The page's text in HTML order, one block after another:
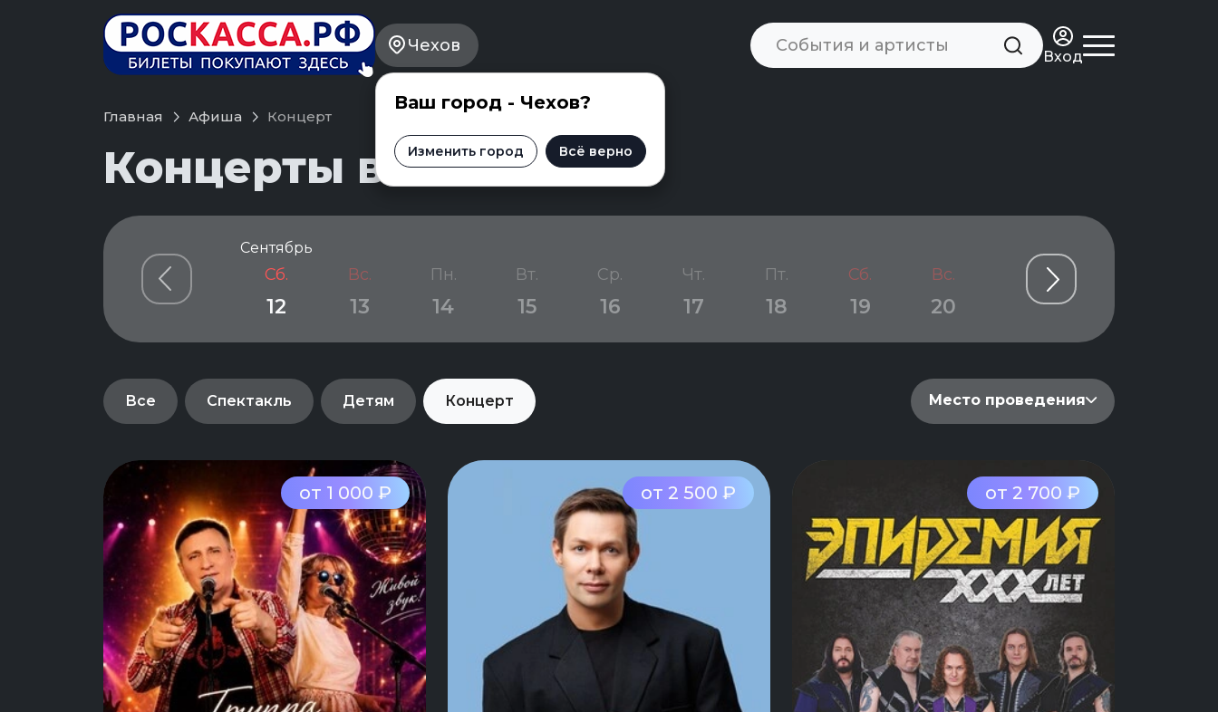
Чехов
Ваш город - Чехов?
Изменить город Всё верно
Вход
Главная Афиша Концерт
Концерты в Чехове
Сентябрь
Сб.
12
Вс.
13
Пн.
14
Вт.
15
Ср.
16
Чт.
17
Пт.
18
Сб.
19
Вс.
20
Пн.
21 22
Все Спектакль Детям Концерт Место проведения
от 1 000 ₽ от 2 500 ₽ от 2 700 ₽